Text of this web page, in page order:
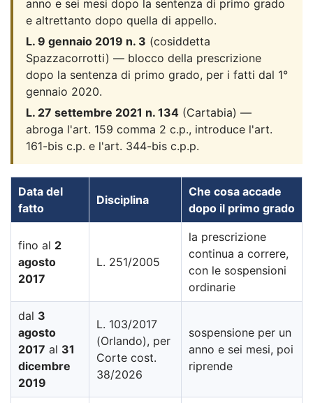
anno e sei mesi dopo la sentenza di primo grado
e altrettanto dopo quella di appello.
L. 9 gennaio 2019 n. 3 (cosiddetta
Spazzacorrotti) — blocco della prescrizione
dopo la sentenza di primo grado, per i fatti dal 1°
gennaio 2020.
L. 27 settembre 2021 n. 134 (Cartabia) —
abroga l'art. 159 comma 2 c.p., introduce l'art.
161-bis c.p. e l'art. 344-bis c.p.p.
Data del
fatto
Disciplina
Che cosa accade
dopo il primo grado
fino al 2
agosto
2017
L. 251/2005
la prescrizione
continua a correre,
con le sospensioni
ordinarie
dal 3
agosto
2017 al 31
dicembre
2019
L. 103/2017
(Orlando), per
Corte cost.
38/2026
sospensione per un
anno e sei mesi, poi
riprende